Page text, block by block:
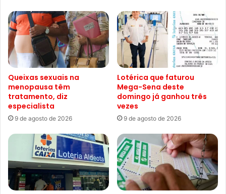
Queixas sexuais na
menopausa têm
tratamento, diz
especialista
9 de agosto de 2026
Lotérica que faturou
Mega-Sena deste
domingo já ganhou três
vezes
9 de agosto de 2026